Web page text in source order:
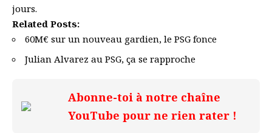
jours.
Related Posts:
60M€ sur un nouveau gardien, le PSG fonce
Julian Alvarez au PSG, ça se rapproche
Abonne-toi à notre chaîne
YouTube pour ne rien rater !